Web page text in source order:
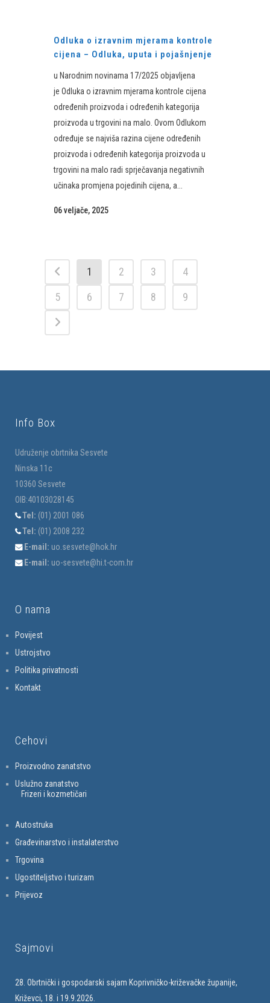
Odluka o izravnim mjerama kontrole
cijena – Odluka, uputa i pojašnjenje
u Narodnim novinama 17/2025 objavljena
je Odluka o izravnim mjerama kontrole cijena
određenih proizvoda i određenih kategorija
proizvoda u trgovini na malo. Ovom Odlukom
određuje se najviša razina cijene određenih
proizvoda i određenih kategorija proizvoda u
trgovini na malo radi sprječavanja negativnih
učinaka promjena pojedinih cijena, a...
06 veljače, 2025
1 2 3
4
5
6 7 8 9
Info Box
Udruženje obrtnika Sesvete
Ninska 11c
10360 Sesvete
OIB:40103028145
Tel: (01) 2001 086
Tel: (01) 2008 232
E-mail: uo.sesvete@hok.hr
E-mail: uo-sesvete@hi.t-com.hr
O nama
Povijest
Ustrojstvo
Politika privatnosti
Kontakt
Cehovi
Proizvodno zanatstvo
Uslužno zanatstvo
Frizeri i kozmetičari
Autostruka
Građevinarstvo i instalaterstvo
Trgovina
Ugostiteljstvo i turizam
Prijevoz
Sajmovi
28. Obrtnički i gospodarski sajam Koprivničko-križevačke županije,
Križevci, 18. i 19.9.2026.